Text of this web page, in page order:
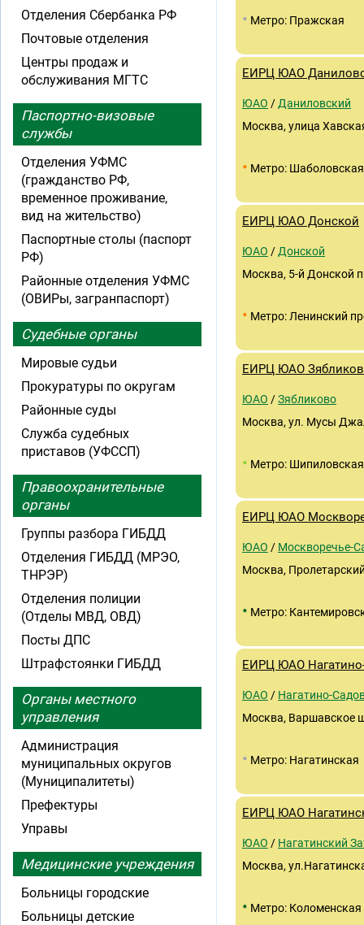
• Метро: Пражская
ЕИРЦ ЮАО
ЮАО / Даниловский
Москва, улица
• Метро: Шаболовская
ЕИРЦ ЮАО Донской
ЮАО / Донской
Москва, 5-й Донской
• Метро: Ленинский
ЕИРЦ ЮАО
ЮАО /Зябликово
Москва, ул. Мусы
• Метро: Шипиловская
ЕИРЦ ЮАО
ЮАО / Москворечье-
Москва,
• Метро:
ЕИРЦ ЮАО
ЮАО / Нагатино-
Москва, Варшавское
• Метро: Нагатинская
ЕИРЦ ЮАО
ЮАО / Нагатинский
Москва,
• Метро: Коломенская
Отделения Сбербанка РФ
Почтовые отделения
Центры продаж и
обслуживания МГТС
Паспортно-визовые
службы
Отделения УФМС
(гражданство РФ,
временное проживание,
вид на жительство)
Паспортные столы (паспорт
РФ)
Районные отделения УФМС
(ОВИРы, загранпаспорт)
Судебные органы
Мировые судьи
Прокуратуры по округам
Районные суды
Служба судебных
приставов (УФССП)
Правоохранительные
органы
Группы разбора ГИБДД
Отделения ГИБДД (МРЭО,
ТНРЭР)
Отделения полиции
(Отделы МВД, ОВД)
Посты ДПС
Штрафстоянки ГИБДД
Органы местного
управления
Администрация
муниципальных округов
(Муниципалитеты)
Префектуры
Управы
Медицинские учреждения
Больницы городские
Больницы детские